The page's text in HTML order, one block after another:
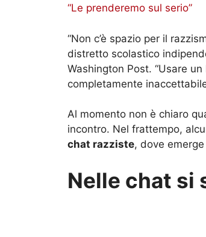
“Le prenderemo sul serio”
“Non c’è spazio per il
distretto scolastico
Washington Post. “Usare
completamente
Al momento non è chiaro
incontro. Nel frattempo,
chat razziste, dove
Nelle chat si